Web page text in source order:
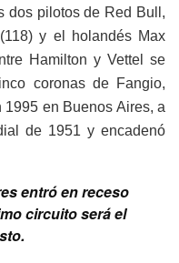
dos pilotos de Red Bull,
y el holandés Max
Hamilton y Vettel se
coronas de Fangio,
en Buenos Aires, a
de 1951 y encadenó
entró en receso
circuito será el